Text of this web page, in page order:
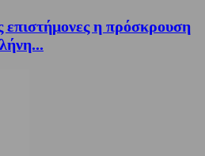
επιστήμονες η πρόσκρουση